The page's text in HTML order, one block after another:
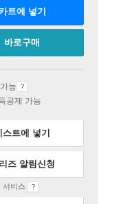
트에 넣기
바로구매
능
공제 가능
스트에 넣기
즈 알림신청
서비스